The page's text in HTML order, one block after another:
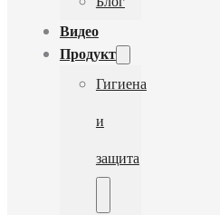
Видео
Продукт
Гигиена
и
защита